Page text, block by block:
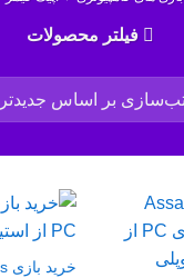
فیلتر محصولات
خرید بازی Among Us برای PC